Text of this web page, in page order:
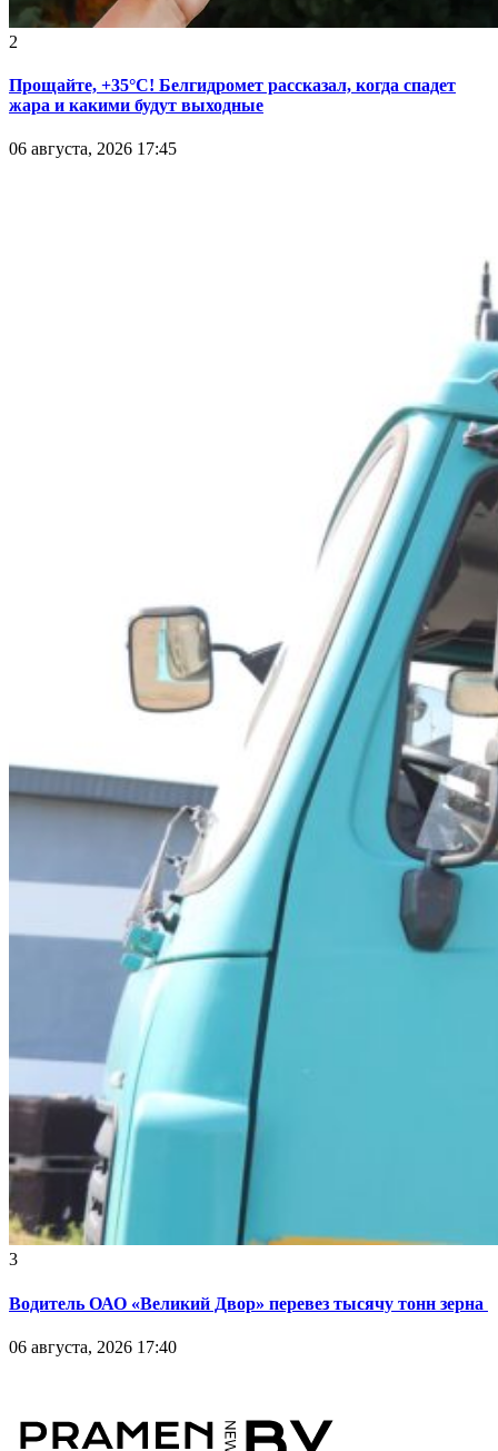
2
Прощайте, +35°С! Белгидромет рассказал, когда спадет
жара и какими будут выходные
06 августа, 2026 17:45
3
Водитель ОАО «Великий Двор» перевез тысячу тонн зерна
06 августа, 2026 17:40